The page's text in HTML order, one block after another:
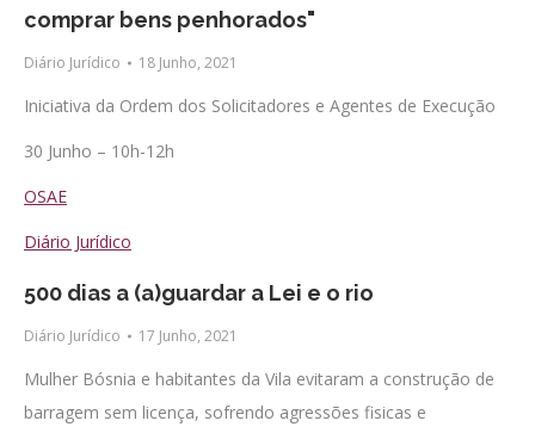
comprar bens penhorados"
Diário Jurídico 18 Junho, 2021
Iniciativa da Ordem dos Solicitadores e Agentes de Execução
30 Junho – 10h-12h
OSAE
Diário Jurídico
500 dias a (a)guardar a Lei e o rio
Diário Jurídico 17 Junho, 2021
Mulher Bósnia e habitantes da Vila evitaram a construção de
barragem sem licença, sofrendo agressões fisicas e